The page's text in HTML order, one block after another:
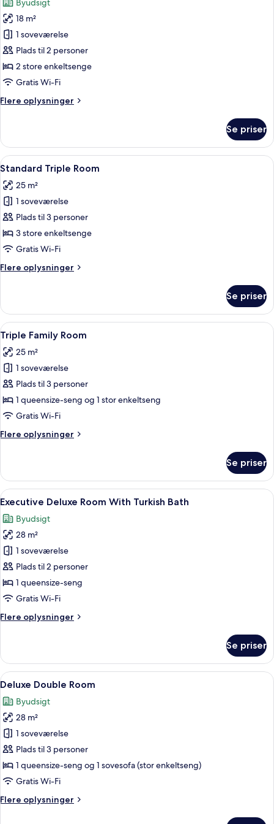
billeder
af
Standard
Twin
Room
Byudsigt
18 m²
1 soveværelse
Plads til 2 personer
2 store enkeltsenge
Gratis Wi-Fi
Flere oplysninger
Flere
Twin
Room
Se priser
Indlæs
alle
billeder
af
Standard
Triple
Room
Et hotelværelse med tre senge, et
5
Standard Triple Room
25 m²
1 soveværelse
Plads til 3 personer
3 store enkeltsenge
Gratis Wi-Fi
Flere oplysninger
Flere
Triple
Room
Se priser
Indlæs
alle
billeder
af
Triple
Family
Room
Et hotelværelse med en stor seng,
10
Triple Family Room
25 m²
1 soveværelse
Plads til 3 personer
1 queensize-seng og 1 stor enkeltseng
Gratis Wi-Fi
Flere oplysninger
Flere
Family
Room
Se priser
Indlæs
alle
billeder
af
Executive
Deluxe
Room
With
Bath
Et hotelværelse med trægulv, en rød
9
Executive Deluxe Room With Turkish Bath
Byudsigt
28 m²
1 soveværelse
Plads til 2 personer
1 queensize-seng
Gratis Wi-Fi
Flere oplysninger
Flere
Deluxe
Room
With
Bath
Se priser
Indlæs
alle
billeder
af
Deluxe
Double
Room
Et hotelværelse med en stor seng,
9
Deluxe Double Room
Byudsigt
28 m²
1 soveværelse
Plads til 3 personer
1 queensize-seng og 1 sovesofa (stor enkeltseng)
Gratis Wi-Fi
Flere oplysninger
Flere